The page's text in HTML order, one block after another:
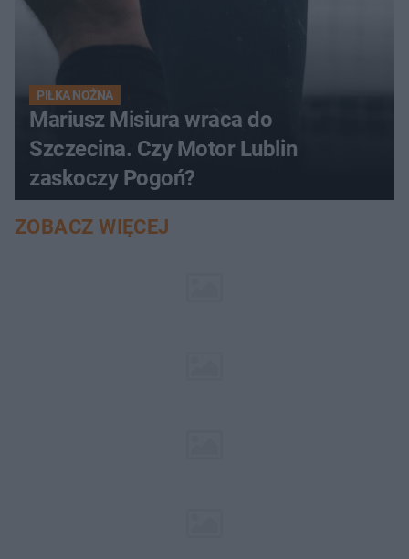
PIŁKA NOŻNA
Mariusz Misiura wraca do
Szczecina. Czy Motor Lublin
zaskoczy Pogoń?
ZOBACZ WIĘCEJ